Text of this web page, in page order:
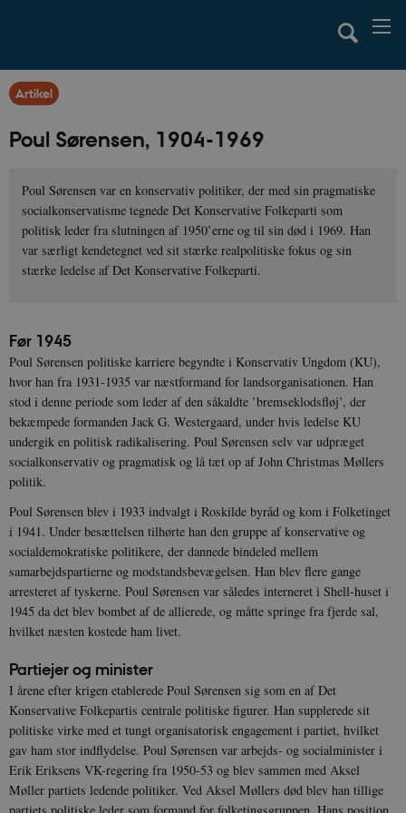
Artikel
Poul Sørensen, 1904-1969
Poul Sørensen var en konservativ politiker, der med sin pragmatiske
socialkonservatisme tegnede Det Konservative Folkeparti som
politisk leder fra slutningen af 1950’erne og til sin død i 1969. Han
var særligt kendetegnet ved sit stærke realpolitiske fokus og sin
stærke ledelse af Det Konservative Folkeparti.
Før 1945
Poul Sørensen politiske karriere begyndte i Konservativ Ungdom (KU),
hvor han fra 1931-1935 var næstformand for landsorganisationen. Han
stod i denne periode som leder af den såkaldte ’bremseklodsfløj’, der
bekæmpede formanden Jack G. Westergaard, under hvis ledelse KU
undergik en politisk radikalisering. Poul Sørensen selv var udpræget
socialkonservativ og pragmatisk og lå tæt op af John Christmas Møllers
politik.
Poul Sørensen blev i 1933 indvalgt i Roskilde byråd og kom i Folketinget
i 1941. Under besættelsen tilhørte han den gruppe af konservative og
socialdemokratiske politikere, der dannede bindeled mellem
samarbejdspartierne og modstandsbevægelsen. Han blev flere gange
arresteret af tyskerne. Poul Sørensen var således interneret i Shell-huset i
1945 da det blev bombet af de allierede, og måtte springe fra fjerde sal,
hvilket næsten kostede ham livet.
Partiejer og minister
I årene efter krigen etablerede Poul Sørensen sig som en af Det
Konservative Folkepartis centrale politiske figurer. Han supplerede sit
politiske virke med et tungt organisatorisk engagement i partiet, hvilket
gav ham stor indflydelse. Poul Sørensen var arbejds- og socialminister i
Erik Eriksens VK-regering fra 1950-53 og blev sammen med Aksel
Møller partiets ledende politiker. Ved Aksel Møllers død blev han tillige